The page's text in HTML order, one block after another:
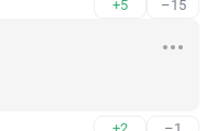
+5 –15